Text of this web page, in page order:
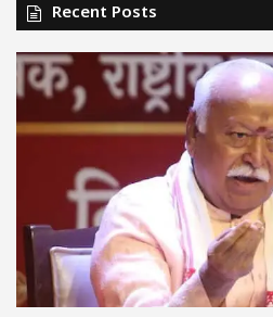
Recent Posts